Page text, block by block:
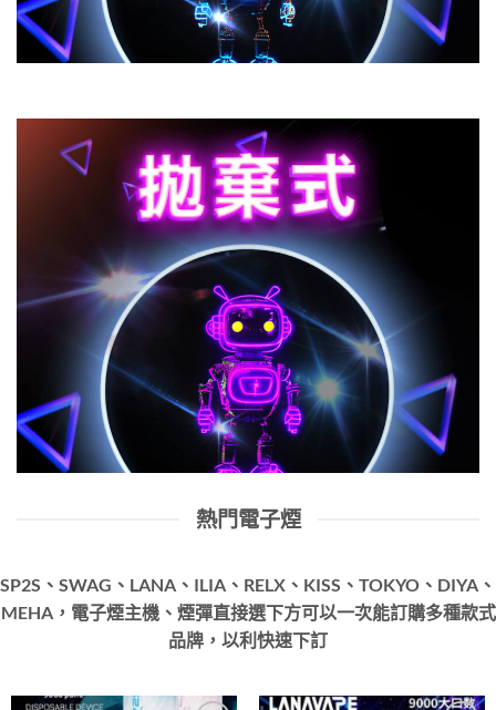
熱門電子煙
SP2S、SWAG、LANA、ILIA、RELX、KISS、TOKYO、DIYA、
MEHA，電子煙主機、煙彈直接選下方可以一次能訂購多種款式
品牌，以利快速下訂